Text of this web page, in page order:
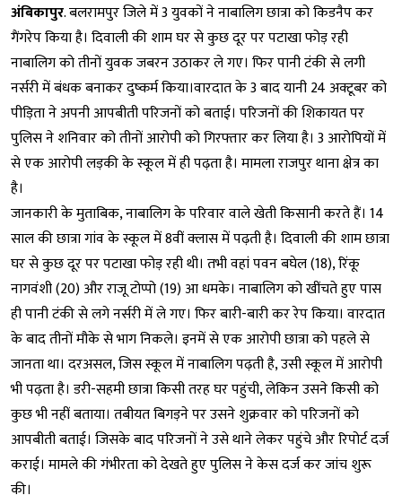
अंबिकापुर. बलरामपुर जिले में 3 युवकों ने नाबालिग छात्रा को किडनैप कर
गैंगरेप किया है। दिवाली की शाम घर से कुछ दूर पर पटाखा फोड़ रही
नाबालिग को तीनों युवक जबरन उठाकर ले गए। फिर पानी टंकी से लगी
नर्सरी में बंधक बनाकर दुष्कर्म किया।वारदात के 3 बाद यानी 24 अक्टूबर को
पीड़िता ने अपनी आपबीती परिजनों को बताई। परिजनों की शिकायत पर
पुलिस ने शनिवार को तीनों आरोपी को गिरफ्तार कर लिया है। 3 आरोपियों में
से एक आरोपी लड़की के स्कूल में ही पढ़ता है। मामला राजपुर थाना क्षेत्र का
है।
जानकारी के मुताबिक, नाबालिग के परिवार वाले खेती किसानी करते हैं। 14
साल की छात्रा गांव के स्कूल में 8वीं क्लास में पढ़ती है। दिवाली की शाम छात्रा
घर से कुछ दूर पर पटाखा फोड़ रही थी। तभी वहां पवन बघेल (18), रिंकू
नागवंशी (20) और राजू टोप्पो (19) आ धमके। नाबालिग को खींचते हुए पास
ही पानी टंकी से लगे नर्सरी में ले गए। फिर बारी-बारी कर रेप किया। वारदात
के बाद तीनों मौके से भाग निकले। इनमें से एक आरोपी छात्रा को पहले से
जानता था। दरअसल, जिस स्कूल में नाबालिग पढ़ती है, उसी स्कूल में आरोपी
भी पढ़ता है। डरी-सहमी छात्रा किसी तरह घर पहुंची, लेकिन उसने किसी को
कुछ भी नहीं बताया। तबीयत बिगड़ने पर उसने शुक्रवार को परिजनों को
आपबीती बताई। जिसके बाद परिजनों ने उसे थाने लेकर पहुंचे और रिपोर्ट दर्ज
कराई। मामले की गंभीरता को देखते हुए पुलिस ने केस दर्ज कर जांच शुरू
की।